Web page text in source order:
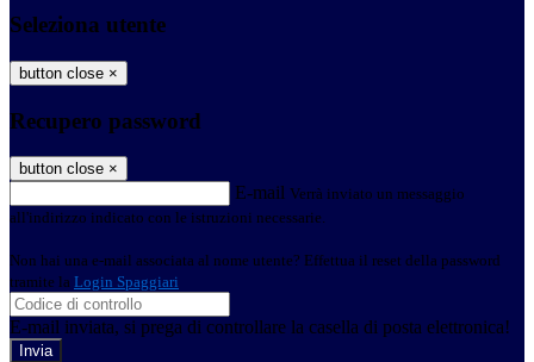
Seleziona utente
button close ×
Recupero password
button close ×
E-mail Verrà inviato un messaggio
all'indirizzo indicato con le istruzioni necessarie.
Non hai una e-mail associata al nome utente? Effettua il reset della password
tramite la Login Spaggiari
E-mail inviata, si prega di controllare la casella di posta elettronica!